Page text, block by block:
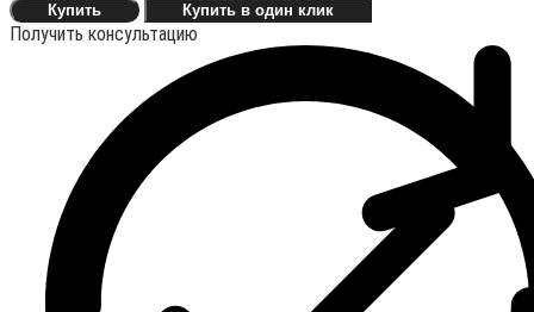
Купить
Купить в один клик
Получить консультацию